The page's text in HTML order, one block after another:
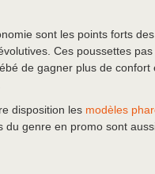
sont les points forts des
Ces poussettes
de gagner plus de confort
disposition les modèles
du genre en promo sont